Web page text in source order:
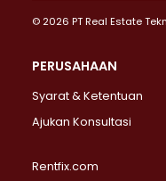
© 2026 PT Real Estate
PERUSAHAAN
Syarat & Ketentuan
Ajukan Konsultasi
Rentfix.com